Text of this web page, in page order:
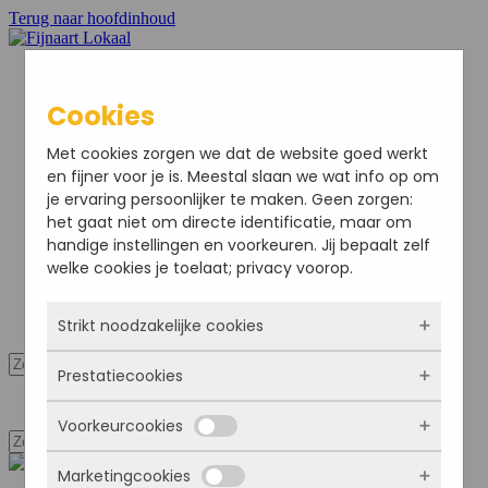
Terug naar hoofdinhoud
Home
Nieuws
Sport
Bedrijven
Agenda
Ondernemersvereniging
Adverteren
Mijn Account
Mijn Account
Cookies
Met cookies zorgen we dat de website goed werkt
en fijner voor je is. Meestal slaan we wat info op om
je ervaring persoonlijker te maken. Geen zorgen:
het gaat niet om directe identificatie, maar om
handige instellingen en voorkeuren. Jij bepaalt zelf
welke cookies je toelaat; privacy voorop.
Strikt noodzakelijke cookies
Deze cookies zorgen ervoor dat de website
überhaupt werkt. Ze zijn dus altijd actief en
kunnen niet worden uitgezet. Meestal worden
ze alleen geplaatst als jij iets doet, zoals
inloggen, een formulier invullen of je
Prestatiecookies
Met deze cookies zien we hoe vaak onze site
bezocht wordt, waar bezoekers vandaan
komen en welke pagina’s populair zijn. Zo
Voorkeurcookies
Deze cookies onthouden jouw voorkeuren.
Marketingcookies